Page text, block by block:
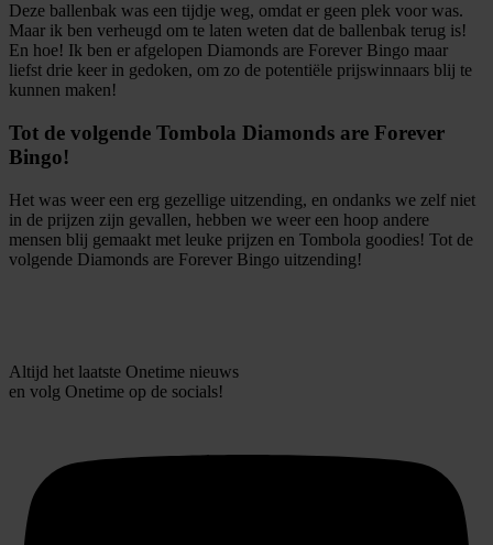
Deze ballenbak was een tijdje weg, omdat er geen plek voor was.
Maar ik ben verheugd om te laten weten dat de ballenbak terug is!
En hoe! Ik ben er afgelopen Diamonds are Forever Bingo maar
liefst drie keer in gedoken, om zo de potentiële prijswinnaars blij te
kunnen maken!
Tot de volgende Tombola Diamonds are Forever
Bingo!
Het was weer een erg gezellige uitzending, en ondanks we zelf niet
in de prijzen zijn gevallen, hebben we weer een hoop andere
mensen blij gemaakt met leuke prijzen en Tombola goodies! Tot de
volgende Diamonds are Forever Bingo uitzending!
Altijd het laatste Onetime nieuws
en volg Onetime op de socials!